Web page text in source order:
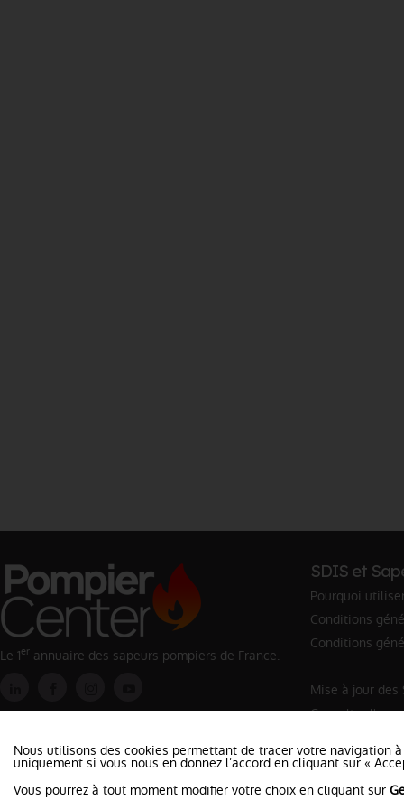
Le 1er annuaire des sapeurs pompiers de France.
SDIS et
Pourquoi
Conditions
Conditions
Mise à jour des
Consulter
Nous utilisons des cookies permettant de tracer votre navigation
uniquement si vous nous en donnez l’accord en cliquant sur «
Vous pourrez à tout moment modifier votre choix en cliquant sur